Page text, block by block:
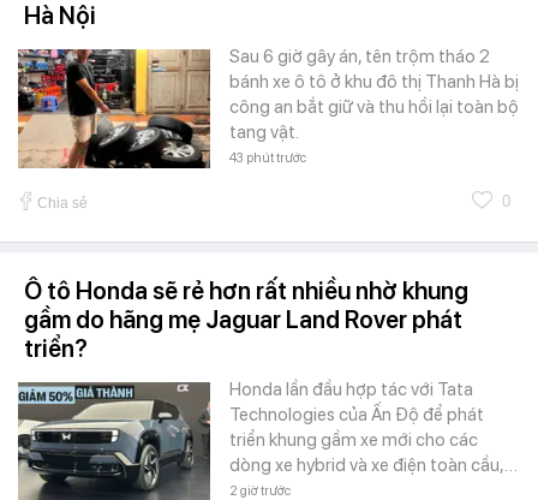
Hà Nội
Sau 6 giờ gây án, tên trộm tháo 2
bánh xe ô tô ở khu đô thị Thanh Hà bị
công an bắt giữ và thu hồi lại toàn bộ
tang vật.
43 phút trước
Chia sẻ 0
Ô tô Honda sẽ rẻ hơn rất nhiều nhờ khung
gầm do hãng mẹ Jaguar Land Rover phát
triển?
Honda lần đầu hợp tác với Tata
Technologies của Ấn Độ để phát
triển khung gầm xe mới cho các
dòng xe hybrid và xe điện toàn cầu,…
2 giờ trước